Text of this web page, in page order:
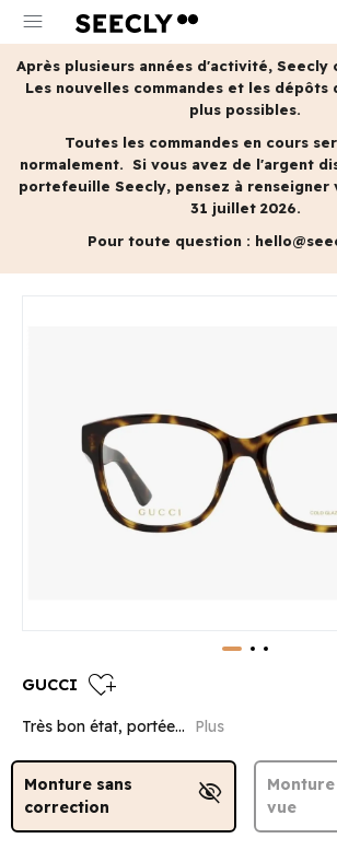
menu
Après plusieurs années d'activité, Seecly
Les nouvelles commandes et les dépôts
plus possibles.
Toutes les commandes en cours
normalement. Si vous avez de l'argent
portefeuille Seecly, pensez à renseigner
31 juillet 2026.
Pour toute question :
GUCCI heart_plus
Très bon état, portée... Plus
Monture sans
correction
visibility_off
vue